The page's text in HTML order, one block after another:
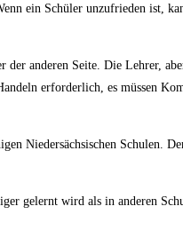
ein Schüler unzufrieden ist,
anderen Seite. Die Lehrer,
erforderlich, es müssen
Niedersächsischen Schulen.
gelernt wird als in anderen